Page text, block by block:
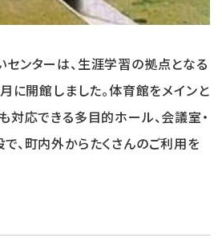
ンターは、生涯学習の拠点となる
に開館しました。体育館をメインと
対応できる多目的ホール、会議室・
、町内外からたくさんのご利用を